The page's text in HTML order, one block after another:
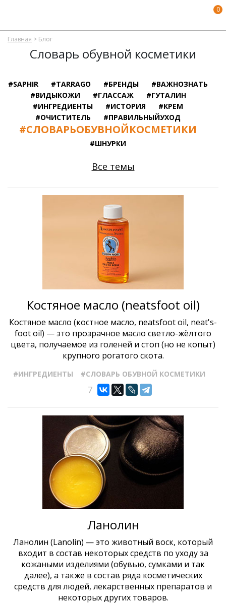
0
Главная > Блог
Словарь обувной косметики
#SAPHIR #TARRAGO #БРЕНДЫ
#ВАЖНОЗНАТЬ
#ВИДЫКОЖИ
#ГЛАССАЖ
#ГУТАЛИН
#ИНГРЕДИЕНТЫ
#ИСТОРИЯ
#КРЕМ
#ОЧИСТИТЕЛЬ
#ПРАВИЛЬНЫЙУХОД
#СЛОВАРЬОБУВНОЙКОСМЕТИКИ
#ШНУРКИ
Все темы
Костяное масло (neatsfoot oil)
Костяное масло (костное масло, neatsfoot oil, neat's-
foot oil) — это прозрачное масло светло-жёлтого
цвета, получаемое из голеней и стоп (но не копыт)
крупного рогатого скота.
#ИНГРЕДИЕНТЫ #СЛОВАРЬ ОБУВНОЙ КОСМЕТИКИ
7
Ланолин
Ланолин (Lanolin) — это животный воск, который
входит в состав некоторых средств по уходу за
кожаными изделиями (обувью, сумками и так
далее), а также в состав ряда косметических
средств для людей, лекарственных препаратов и
некоторых других товаров.